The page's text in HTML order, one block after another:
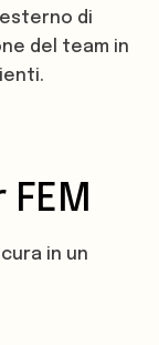
di
del team in
in un